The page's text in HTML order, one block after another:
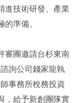
進技術研發、產業
準備。
審團邀請台杉東南
詢公司錢家龍執
事務所稅務投資
，給予新創團隊實